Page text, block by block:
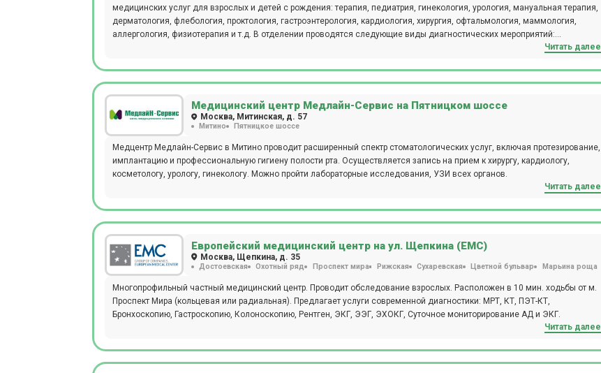
медицинских услуг для взрослых и детей с рождения: терапия, педиатрия, гинекология, урология, мануальная терапия,
дерматология, флебология, проктология, гастроэнтерология, кардиология, хирургия, офтальмология, маммология,
аллергология, физиотерапия и т.д. В отделении проводятся следующие виды диагностических мероприятий:
эндоскопия, УЗИ, ЭКГ, эхокардиография, биопсия, допплерография, ректороманоскопия, суточное мониторирование
суточное мониторирование ЭКГ (Холтер), урофлоуметрия. Ежедневно открыт лабораторный кабинет
(иммунологические, гистологические, цитологические исследования, аллергологический метод, микроскопический
метод, микробиологическая диагностика), проводится вакцинация для взрослых и детей. Пациентам доступен вызов
на дом врача или младшего медицинского персонала. Детское отделение представлено следующими специалистами:
дерматологи, неврологи, офтальмологи, оториноларингологи и т.д. Клиника прекрасно оснащена всем необходимым
доступны годовые программы диспансеризации, рассчитанные на определенные возрастные категории – от
новорожденных до пожилых людей. Врачи составляют схемы лечения, опираясь на анамнез, возраст, пол,
антропометрические показатели и другие факторы, совокупно присутствующие в каждом отдельном случае. Полное
Читать далее
Медицинский центр Медлайн-Сервис на Пятницком шоссе
Москва, Митинская, д. 57
Митино Пятницкое шоссе
Медцентр Медлайн-Сервис в Митино проводит расширенный спектр стоматологических услуг, включая протезирование,
имплантацию и профессиональную гигиену полости рта. Осуществляется запись на прием к хирургу, кардиологу,
косметологу, урологу, гинекологу. Можно пройти лабораторные исследования, УЗИ всех органов.
Читать далее
Европейский медицинский центр на ул. Щепкина (ЕМС)
Москва, Щепкина, д. 35
Достоевская Охотный ряд Проспект мира Рижская Сухаревская Цветной бульвар Марьина роща
Многопрофильный частный медицинский центр. Проводит обследование взрослых. Расположен в 10 мин. ходьбы от м.
Проспект Мира (кольцевая или радиальная). Предлагает услуги современной диагностики: МРТ, КТ, ПЭТ-КТ,
Бронхоскопию, Гастроскопию, Колоноскопию, Рентген, ЭКГ, ЭЭГ, ЭХОКГ, Суточное мониторирование АД и ЭКГ.
Читать далее